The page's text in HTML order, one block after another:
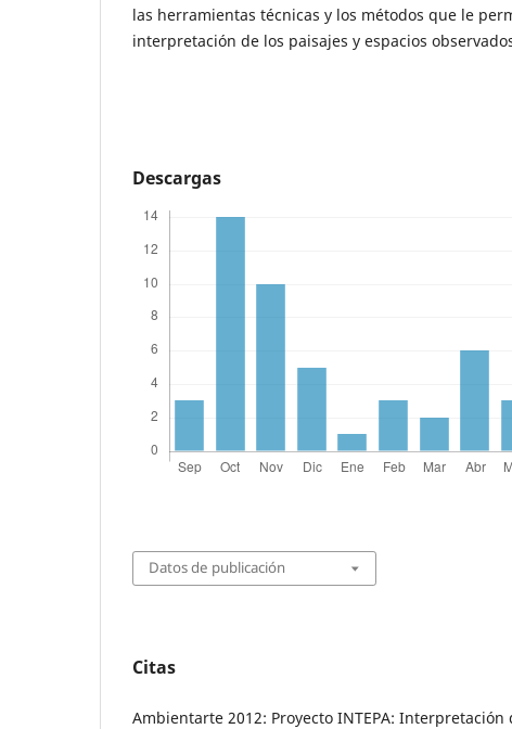
las herramientas técnicas y los métodos que le
interpretación de los paisajes y espacios
Descargas
Datos de publicación
Citas
Ambientarte 2012: Proyecto INTEPA: